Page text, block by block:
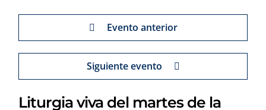
Evento anterior
Siguiente evento
Liturgia viva del martes de la